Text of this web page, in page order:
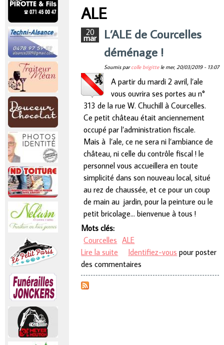
Vous êtes ici
ALE
20
mar
L’ALE de Courcelles
déménage !
Soumis parcolle brigittele mer, 20/03/2019 - 13:07
A partir du mardi 2 avril, l’ale
vous ouvrira ses portes au n°
313 de la rue W. Chuchill à Courcelles.
Ce petit château était anciennement
occupé par l’administration fiscale.
Mais à l’ale, ce ne sera ni l’ambiance de
château, ni celle du contrôle fiscal ! le
personnel vous accueillera en toute
simplicité dans son nouveau local, situé
au rez de chaussée, et ce pour un coup
de main au jardin, pour la peinture ou le
petit bricolage… bienvenue à tous !
Mots clés:
Courcelles ALE
Lire la suite de L’ALE de Courcelles
déménage !
Identifiez-vous pour poster
des commentaires
n
c
p
a